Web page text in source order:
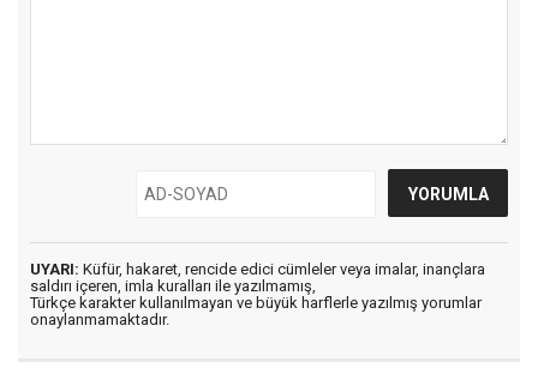
UYARI: Küfür, hakaret, rencide edici cümleler veya imalar, inançlara
saldırı içeren, imla kuralları ile yazılmamış,
Türkçe karakter kullanılmayan ve büyük harflerle yazılmış yorumlar
onaylanmamaktadır.